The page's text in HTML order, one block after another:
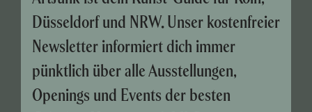
Düsseldorf und NRW. Unser kostenfreier
Newsletter informiert dich immer
pünktlich über alle Ausstellungen,
Openings und Events der besten